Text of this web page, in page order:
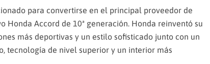
para convertirse en el principal proveedor de
Honda Accord de 10ª generación. Honda reinventó su
más deportivas y un estilo sofisticado junto con un
tecnología de nivel superior y un interior más